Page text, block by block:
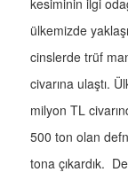
kesiminin ilgi
ülkemizde
cinslerde trüf
civarına ulaştı.
milyon TL
500 ton olan
tona çıkardık.